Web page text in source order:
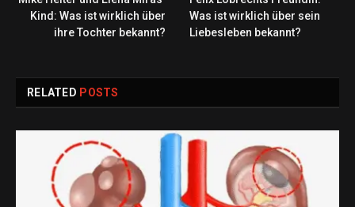
Kind: Was ist wirklich über
ihre Tochter bekannt?
Was ist wirklich über sein
Liebesleben bekannt?
RELATED POSTS